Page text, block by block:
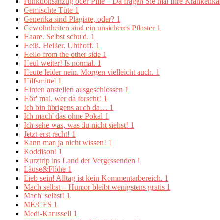
Gemischte Tüte 1
Generika sind Plagiate, oder? 1
Gewohnheiten sind ein unsicheres Pflaster 1
Haare. Selbst schuld. 1
Heiß. Heißer. Uhthoff. 1
Hello from the other side 1
Heul weiter! Is normal. 1
Heute leider nein. Morgen vielleicht auch. 1
Hilfsmittel 1
Hinten anstellen ausgeschlossen 1
Hör' mal, wer da forscht! 1
Ich bin übrigens auch da… 1
Ich mach' das ohne Pokal 1
Ich sehe was, was du nicht siehst! 1
Jetzt erst recht! 1
Kann man ja nicht wissen! 1
Koddison! 1
Kurztrip ins Land der Vergessenden 1
Läuse&Flöhe 1
Lieb sein! Alltag ist kein Kommentarbereich. 1
Mach selbst – Humor bleibt wenigstens gratis 1
Mach' selbst! 1
ME/CFS 1
Medi-Karussell 1